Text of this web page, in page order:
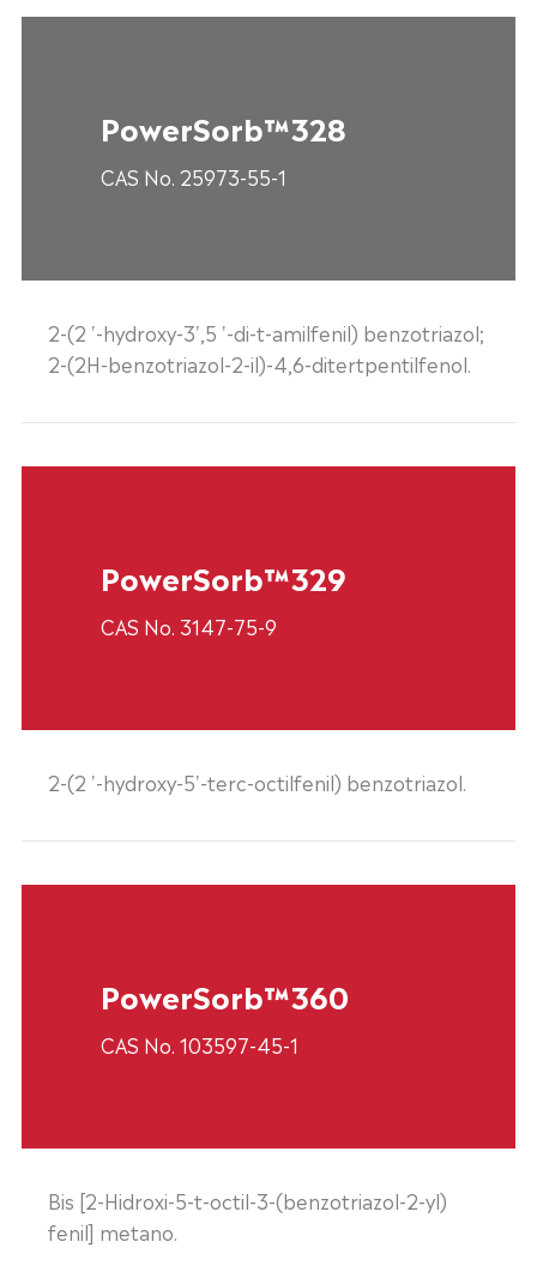
PowerSorb™328
CAS No. 25973-55-1
2-(2 '-hydroxy-3',5 '-di-t-amilfenil) benzotriazol;
2-(2H-benzotriazol-2-il)-4,6-ditertpentilfenol.
PowerSorb™329
CAS No. 3147-75-9
2-(2 '-hydroxy-5'-terc-octilfenil) benzotriazol.
PowerSorb™360
CAS No. 103597-45-1
Bis [2-Hidroxi-5-t-octil-3-(benzotriazol-2-yl)
fenil] metano.